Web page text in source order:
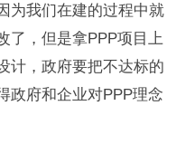
为我们在建的过程中就
了，但是拿PPP项目上
计，政府要把不达标的
政府和企业对PPP理念